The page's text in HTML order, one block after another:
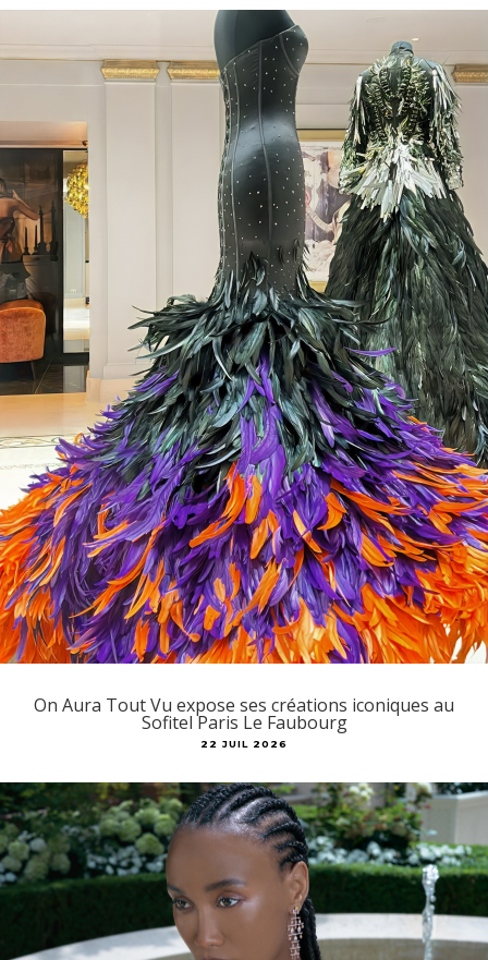
On Aura Tout Vu expose ses créations iconiques au
Sofitel Paris Le Faubourg
22 JUIL 2026